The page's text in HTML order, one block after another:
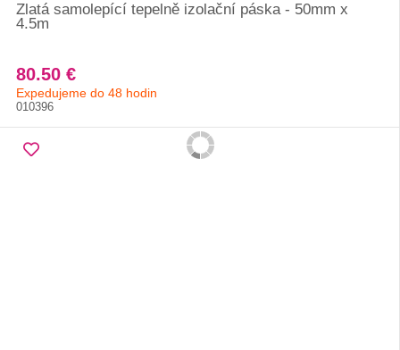
Zlatá samolepící tepelně izolační páska - 50mm x
4.5m
80.50 €
Expedujeme do 48 hodin
010396